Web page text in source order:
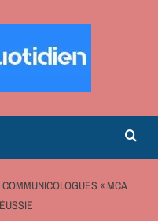
« MCA